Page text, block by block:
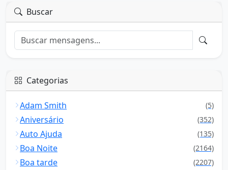
Buscar
Categorias
Adam Smith (5)
Aniversário (352)
Auto Ajuda (135)
Boa Noite (2164)
Boa tarde (2207)